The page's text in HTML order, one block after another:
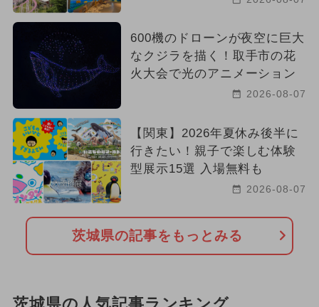
600機のドローンが夜空に巨大
なクジラを描く！取手市の花
火大会で光のアニメーション
2026-08-07
【関東】2026年夏休み後半に
行きたい！親子で楽しむ体験
型展示15選 入場無料も
2026-08-07
茨城県の記事をもっとみる